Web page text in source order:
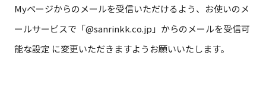
Myページからのメールを受信いただけるよう、お使いのメ
ールサービスで「@sanrinkk.co.jp」からのメールを受信可
能な設定 に変更いただきますようお願いいたします。